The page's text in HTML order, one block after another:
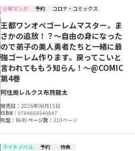
少年マンガ 予約 コロナ・コミックス
王都ワンオペゴーレムマスター。ま
さかの追放！？～自由の身になった
ので弟子の美人勇者たちと一緒に最
強ゴーレム作ります。戻ってこいと
言われてももう知らん！～@COMIC
第4巻
阿住周レルクス布施龍太
発売日：2026年08月15日
ISBN：9784868540847
判型： B6判ページ数：210ページ
ライトノベル 予約 特典